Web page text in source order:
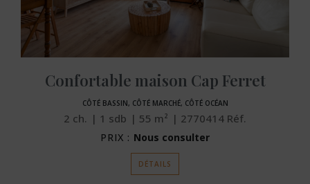
Confortable maison Cap Ferret
CÔTÉ BASSIN, CÔTÉ MARCHÉ, CÔTÉ OCÉAN
2 ch. 1 sdb 55 m² 2770414 Réf.
PRIX : Nous consulter
DÉTAILS